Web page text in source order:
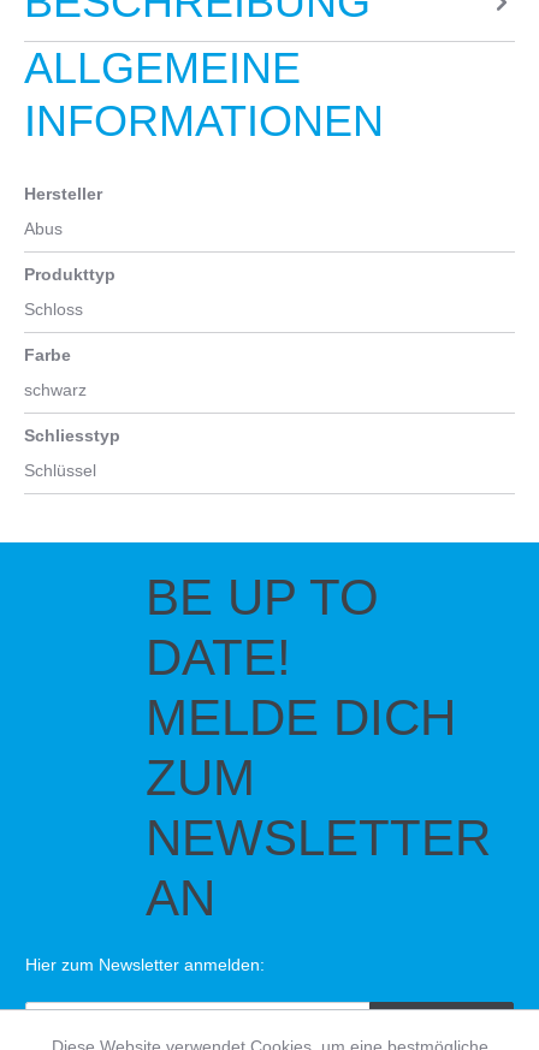
ALLGEMEINE
INFORMATIONEN
Hersteller
Abus
Produkttyp
Schloss
Farbe
schwarz
Schliesstyp
Schlüssel
BE UP TO
DATE!
MELDE DICH
ZUM
NEWSLETTER
AN
Hier zum Newsletter anmelden: